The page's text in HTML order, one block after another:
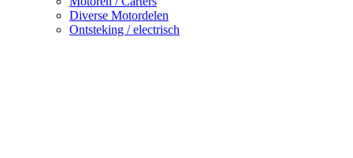
Diverse Motordelen
Ontsteking / electrisch